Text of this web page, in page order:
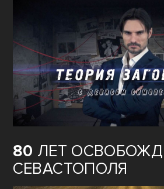
ТЕОРИЯЗАГОВОРА